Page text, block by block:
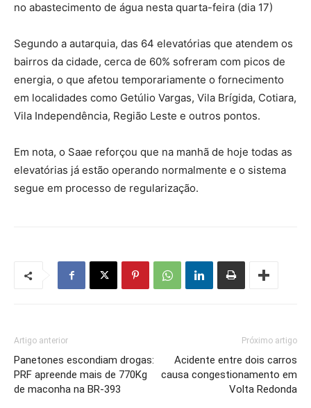
no abastecimento de água nesta quarta-feira (dia 17)
Segundo a autarquia, das 64 elevatórias que atendem os
bairros da cidade, cerca de 60% sofreram com picos de
energia, o que afetou temporariamente o fornecimento
em localidades como Getúlio Vargas, Vila Brígida, Cotiara,
Vila Independência, Região Leste e outros pontos.
Em nota, o Saae reforçou que na manhã de hoje todas as
elevatórias já estão operando normalmente e o sistema
segue em processo de regularização.
Artigo anterior
Panetones escondiam drogas:
PRF apreende mais de 770Kg
de maconha na BR-393
Próximo artigo
Acidente entre dois carros
causa congestionamento em
Volta Redonda